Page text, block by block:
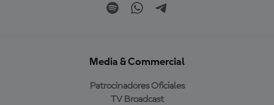
Media & Commercial
Patrocinadores Oficiales
TV Broadcast